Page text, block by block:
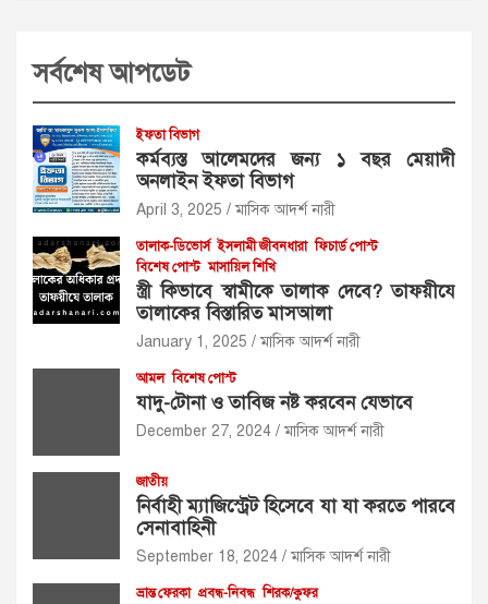
সর্বশেষ আপডেট
ইফতা বিভাগ
কর্মব্যস্ত আলেমদের জন্য ১ বছর মেয়াদী
অনলাইন ইফতা বিভাগ
April 3, 2025 মাসিক আদর্শ নারী
তালাক-ডিভোর্স ইসলামী জীবনধারা ফিচার্ড পোস্ট
বিশেষ পোস্ট মাসায়িল শিখি
স্ত্রী কিভাবে স্বামীকে তালাক দেবে? তাফয়ীযে
তালাকের বিস্তারিত মাসআলা
January 1, 2025 মাসিক আদর্শ নারী
আমল বিশেষ পোস্ট
যাদু-টোনা ও তাবিজ নষ্ট করবেন যেভাবে
December 27, 2024 মাসিক আদর্শ নারী
জাতীয়
নির্বাহী ম্যাজিস্ট্রেট হিসেবে যা যা করতে পারবে
সেনাবাহিনী
September 18, 2024 মাসিক আদর্শ নারী
ভ্রান্ত ফেরকা প্রবন্ধ-নিবন্ধ শিরক/কুফর